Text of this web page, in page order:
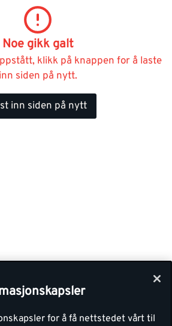
Noe gikk galt
klikk på knappen for å laste
inn siden på nytt.
inn siden på nytt
for å få nettstedet vårt til